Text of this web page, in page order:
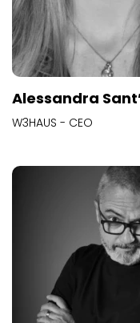
Alessandra
W3HAUS - CEO